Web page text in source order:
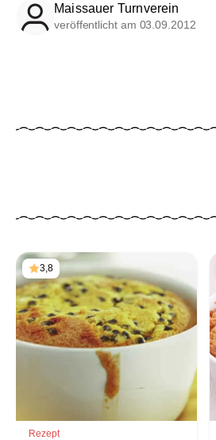
Maissauer Turnverein
veröffentlicht am 03.09.2012
3,8
Rezept